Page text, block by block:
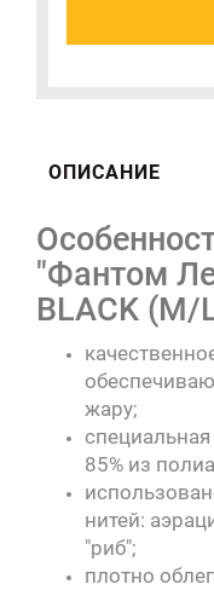
ОПИСАНИЕ
"Фантом
BLACK (M/
жару;
специальная
85% из
нитей:
"риб";
плотно